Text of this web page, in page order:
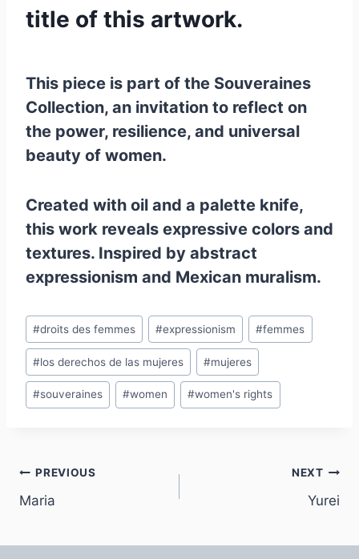
title of this artwork.
This piece is part of the Souveraines
Collection, an invitation to reflect on
the power, resilience, and universal
beauty of women.
Created with oil and a palette knife,
this work reveals expressive colors and
textures. Inspired by abstract
expressionism and Mexican muralism.
Post
Tags:
#droits des femmes #expressionism #femmes
#los derechos de las mujeres #mujeres
#souveraines #women #women's rights
Post
navigation
PREVIOUS
Maria
NEXT
Yurei